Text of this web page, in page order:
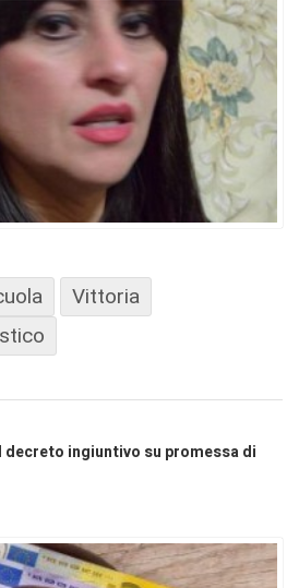
Vittoria
decreto ingiuntivo su promessa di